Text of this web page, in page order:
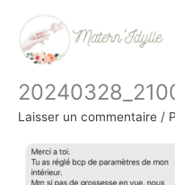
contenu
Laisser un commentaire /